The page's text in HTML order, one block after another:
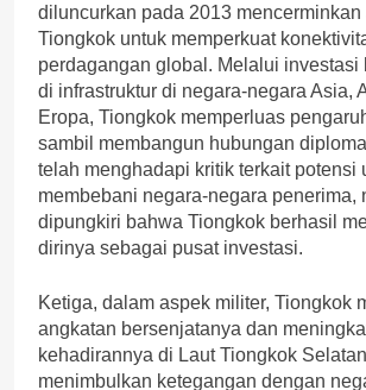
diluncurkan pada 2013 mencerminkan
Tiongkok untuk memperkuat
perdagangan global. Melalui investasi
di infrastruktur di negara-negara Asia,
Eropa, Tiongkok memperluas
sambil membangun hubungan
telah menghadapi kritik terkait potensi
membebani negara-negara penerima,
dipungkiri bahwa Tiongkok berhasil
dirinya sebagai pusat investasi.
Ketiga, dalam aspek militer, Tiongkok
angkatan bersenjatanya dan
kehadirannya di Laut Tiongkok
menimbulkan ketegangan dengan